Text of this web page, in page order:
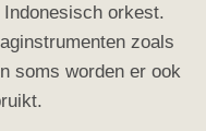
orkest.
zoals
soms worden er ook